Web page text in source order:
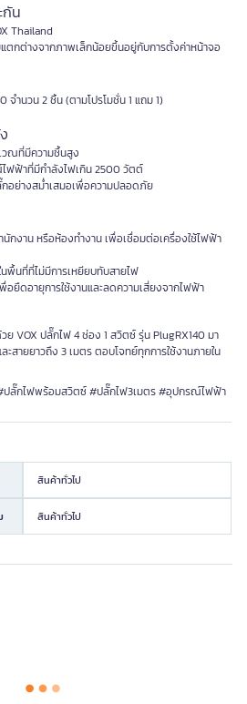
กัน
Thailand
กต่างจากภาพเล็กน้อยขึ้นอยู่กับการตั้งค่าหน้าจอ
จำนวน 2 ชิ้น (ตามโปรโมชั่น 1 แถม 1)
วณที่มีความชื้นสูง
ฟฟ้าที่มีกำลังไฟเกิน 2500 วัตต์
อย่างสม่ำเสมอเพื่อความปลอดภัย
ำนักงาน หรือห้องทำงาน เพื่อเชื่อมต่อเครื่องใช้ไฟฟ้า
พื้นที่ที่ไม่มีการเหยียบทับสายไฟ
อยืดอายุการใช้งานและลดความเสี่ยงจากไฟฟ้า
ย VOX ปลั๊กไฟ 4 ช่อง 1 สวิตซ์ รุ่น PlugRX140 มา
ะสายยาวถึง 3 เมตร ตอบโจทย์ทุกการใช้งานภายใน
ปลั๊กไฟพร้อมสวิตซ์ #ปลั๊กไฟ3เมตร #อุปกรณ์ไฟฟ้า
สินค้าทั่วไป
สินค้าทั่วไป